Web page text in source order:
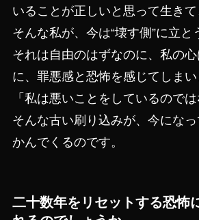
いることが正しいと思って生きて
そんな私が、今は“壊す側”に立と
それは自由のはずなのに、私の
に、罪悪感と恐怖を感じてしまい
「私は悪いことをしているのでは
そんな古い刷り込みが、今にな
かんでくるのです。
二十数年をリセットする恐怖